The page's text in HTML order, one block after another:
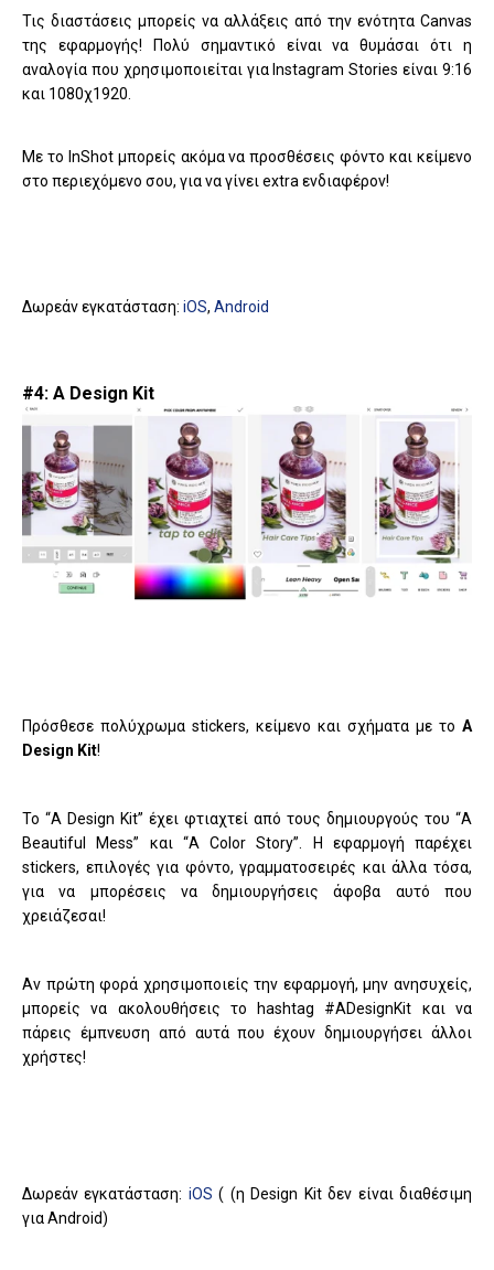
Τις διαστάσεις μπορείς να αλλάξεις από την ενότητα Canvas
της εφαρμογής! Πολύ σημαντικό είναι να θυμάσαι ότι η
αναλογία που χρησιμοποιείται για Instagram Stories είναι 9:16
και 1080χ1920.
Με το InShot μπορείς ακόμα να προσθέσεις φόντο και κείμενο
στο περιεχόμενο σου, για να γίνει extra ενδιαφέρον!
Δωρεάν εγκατάσταση: iOS, Android
#4: A Design Kit
Πρόσθεσε πολύχρωμα stickers, κείμενο και σχήματα με το A
Design Kit!
Το “A Design Kit” έχει φτιαχτεί από τους δημιουργούς του “A
Beautiful Mess” και “A Color Story”. Η εφαρμογή παρέχει
stickers, επιλογές για φόντο, γραμματοσειρές και άλλα τόσα,
για να μπορέσεις να δημιουργήσεις άφοβα αυτό που
χρειάζεσαι!
Αν πρώτη φορά χρησιμοποιείς την εφαρμογή, μην ανησυχείς,
μπορείς να ακολουθήσεις το hashtag #ADesignKit και να
πάρεις έμπνευση από αυτά που έχουν δημιουργήσει άλλοι
χρήστες!
Δωρεάν εγκατάσταση: iOS ( (η Design Kit δεν είναι διαθέσιμη
για Android)